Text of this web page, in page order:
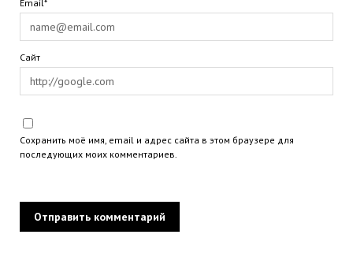
Email*
Сайт
Сохранить моё имя, email и адрес сайта в этом браузере для
последующих моих комментариев.